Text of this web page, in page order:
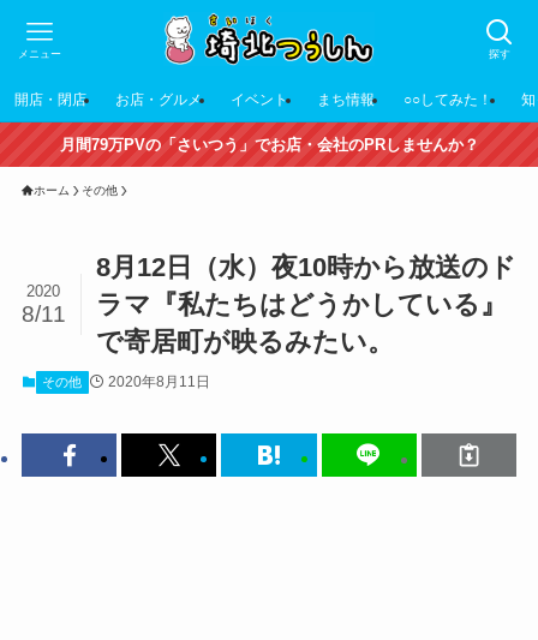
探す
メニュー
開店・閉店 お店・グルメ イベント まち情報 ○○してみた！
月間79万PVの「さいつう」でお店・会社のPRしませんか？
ホーム その他
8月12日（水）夜10時から放送のド
ラマ『私たちはどうかしている』
で寄居町が映るみたい。
2020
8/11
その他 2020年8月11日